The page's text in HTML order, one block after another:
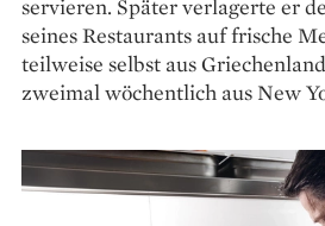
servieren. Später verlagerte er
seines Restaurants auf frische
teilweise selbst aus
zweimal wöchentlich aus New